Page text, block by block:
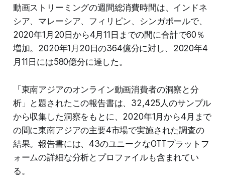
動画ストリーミングの週間総消費時間は、インドネ
シア、マレーシア、フィリピン、シンガポールで、
2020年1月20日から4月11日までの間に合計で60％
増加。2020年1月20日の364億分に対し、2020年4
月11日には580億分に達した。
「東南アジアのオンライン動画消費者の洞察と分
析」と題されたこの報告書は、32,425人のサンプル
から収集した洞察をもとに、2020年1月から4月まで
の間に東南アジアの主要4市場で実施された調査の
結果。報告書には、43のユニークなOTTプラットフ
ォームの詳細な分析とプロファイルも含まれてい
る。